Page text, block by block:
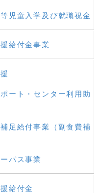
児童入学及び就職祝金
給付金事業
ート・センター利用助
足給付事業（副食費補
パス事業
給付金